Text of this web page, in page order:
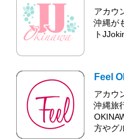
アカウ
沖縄が
ト
Feel
アカウ
沖縄旅
方やグ